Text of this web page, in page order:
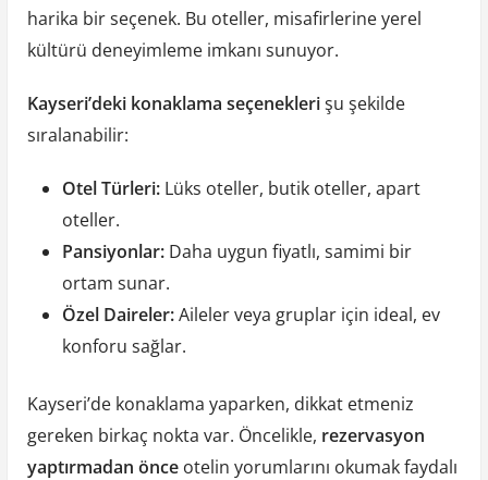
harika bir seçenek. Bu oteller, misafirlerine yerel
kültürü deneyimleme imkanı sunuyor.
Kayseri’deki konaklama seçeneklerişu şekilde
sıralanabilir:
Otel Türleri:Lüks oteller, butik oteller, apart
oteller.
Pansiyonlar:Daha uygun fiyatlı, samimi bir
ortam sunar.
Özel Daireler:Aileler veya gruplar için ideal, ev
konforu sağlar.
Kayseri’de konaklama yaparken, dikkat etmeniz
gereken birkaç nokta var. Öncelikle, rezervasyon
yaptırmadan önceotelin yorumlarını okumak faydalı